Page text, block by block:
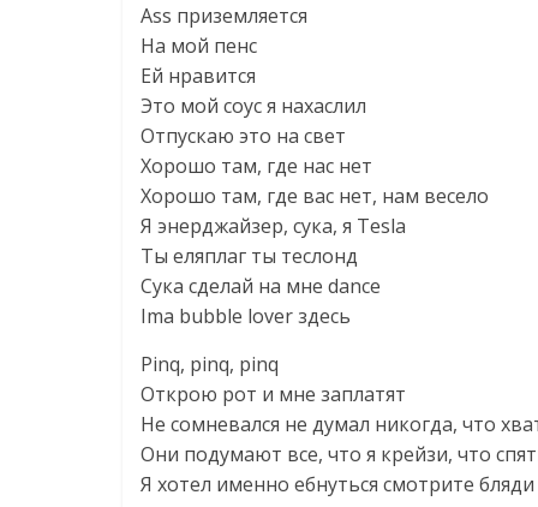
Ass приземляется
На мой пенс
Ей нравится
Это мой соус я нахаслил
Отпускаю это на свет
Хорошо там, где нас нет
Хорошо там, где вас нет, нам весело
Я энерджайзер, сука, я Tesla
Ты еляплаг ты теслонд
Сука сделай на мне dance
Ima bubble lover здесь
Pinq, pinq, pinq
Открою рот и мне заплатят
Не сомневался не думал никогда, что
Они подумают все, что я крейзи, что
Я хотел именно ебнуться смотрите бляди